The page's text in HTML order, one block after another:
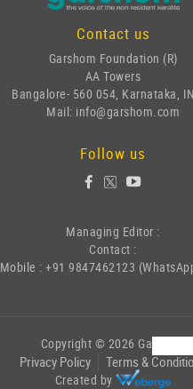
Contact us
Garshom Foundation (R)
AA Towers
Bangalore- 560 054, Karnataka,
Mail: info@garshom.com
Follow us
Managing Editor :
Contact :
Mobile : +91 9847462123
Copyright © 2026 Garshom
Privacy Policy Terms &
Created by